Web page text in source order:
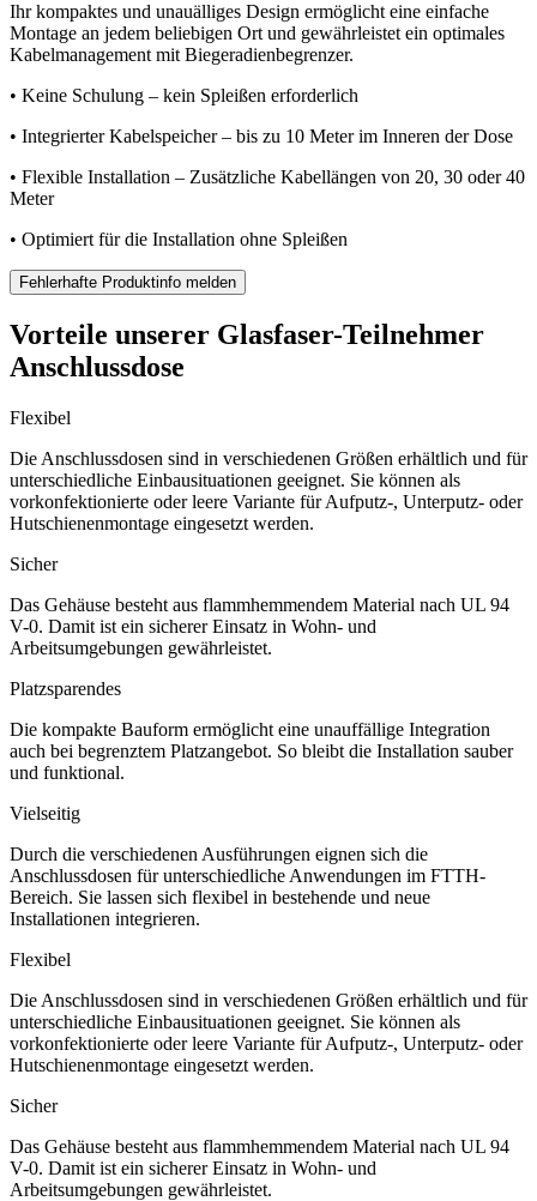
Ihr kompaktes und unau­älliges Design ermöglicht eine einfache
Montage an jedem beliebigen Ort und gewährleistet ein optimales
Kabelmanagement mit Biegeradienbegrenzer.
• Keine Schulung – kein Spleißen erforderlich
• Integrierter Kabelspeicher – bis zu 10 Meter im Inneren der Dose
• Flexible Installation – Zusätzliche Kabellängen von 20, 30 oder 40
Meter
• Optimiert für die Installation ohne Spleißen
Fehlerhafte Produktinfo melden
Vorteile unserer Glasfaser-Teilnehmer
Anschlussdose
Flexibel
Die Anschlussdosen sind in verschiedenen Größen erhältlich und für
unterschiedliche Einbausituationen geeignet. Sie können als
vorkonfektionierte oder leere Variante für Aufputz-, Unterputz- oder
Hutschienenmontage eingesetzt werden.
Sicher
Das Gehäuse besteht aus flammhemmendem Material nach UL 94
V-0. Damit ist ein sicherer Einsatz in Wohn- und
Arbeitsumgebungen gewährleistet.
Platzsparendes
Die kompakte Bauform ermöglicht eine unauffällige Integration
auch bei begrenztem Platzangebot. So bleibt die Installation sauber
und funktional.
Vielseitig
Durch die verschiedenen Ausführungen eignen sich die
Anschlussdosen für unterschiedliche Anwendungen im FTTH-
Bereich. Sie lassen sich flexibel in bestehende und neue
Installationen integrieren.
Flexibel
Die Anschlussdosen sind in verschiedenen Größen erhältlich und für
unterschiedliche Einbausituationen geeignet. Sie können als
vorkonfektionierte oder leere Variante für Aufputz-, Unterputz- oder
Hutschienenmontage eingesetzt werden.
Sicher
Das Gehäuse besteht aus flammhemmendem Material nach UL 94
V-0. Damit ist ein sicherer Einsatz in Wohn- und
Arbeitsumgebungen gewährleistet.